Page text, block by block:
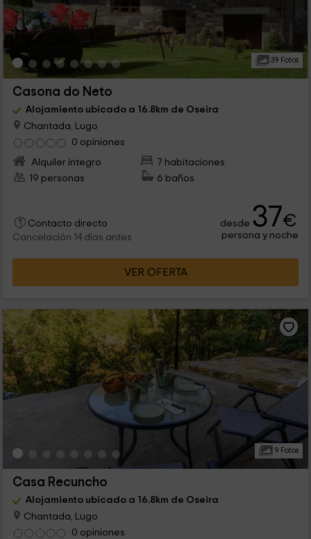
39 Fotos
Casona do Neto
Alojamiento ubicado a 16.8km de Oseira
Chantada, Lugo
0 opiniones
Alquiler íntegro
7 habitaciones
19 personas
6 baños
Contacto directo
Cancelación 14 días antes
desde 37€
persona y noche
VER OFERTA
9 Fotos
Casa Recuncho
Alojamiento ubicado a 16.8km de Oseira
Chantada, Lugo
0 opiniones